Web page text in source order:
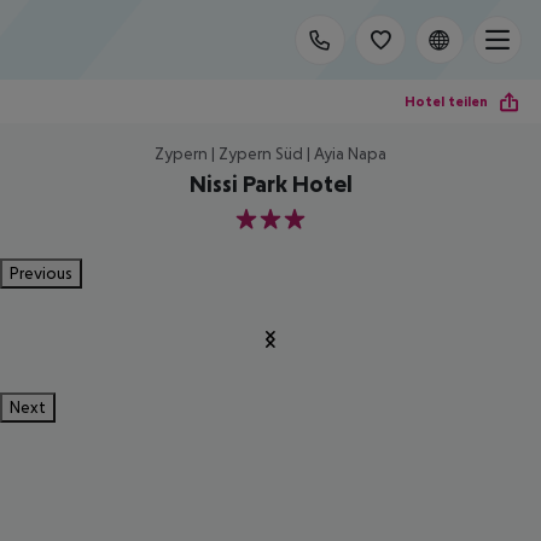
Hotel teilen
Zypern | Zypern Süd | Ayia Napa
Nissi Park Hotel
3
Previous
Next